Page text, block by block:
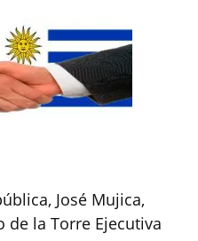
José Mujica,
de la Torre Ejecutiva